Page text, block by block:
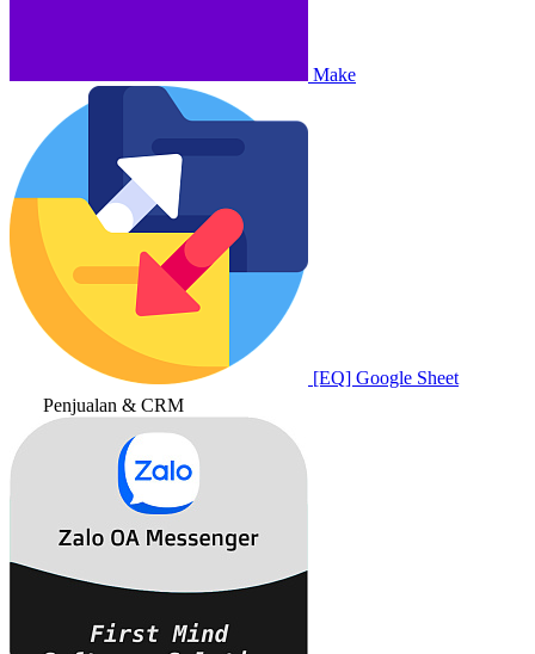
Make
[EQ] Google Sheet
Penjualan & CRM